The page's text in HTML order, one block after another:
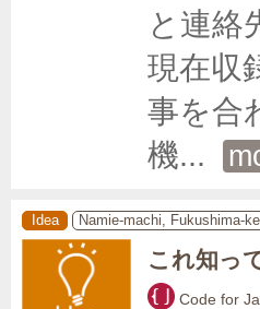
と連絡
現在収
事を合
機...
Idea Namie-machi, Fukushima-
これ知っ
Code for